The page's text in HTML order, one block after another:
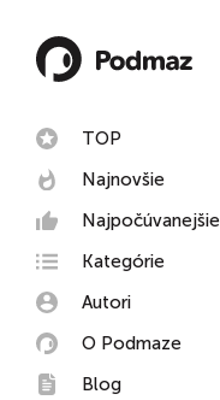
TOP
Najnovšie
Najpočúvanejšie
Kategórie
Autori
O Podmaze
Blog